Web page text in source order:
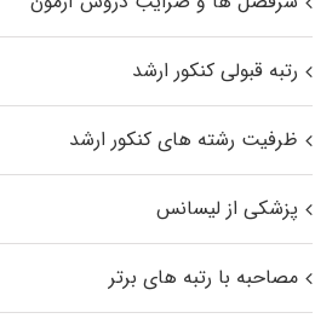
رتبه قبولی کنکور ارشد
ظرفیت رشته های کنکور ارشد
پزشکی از لیسانس
مصاحبه با رتبه های برتر